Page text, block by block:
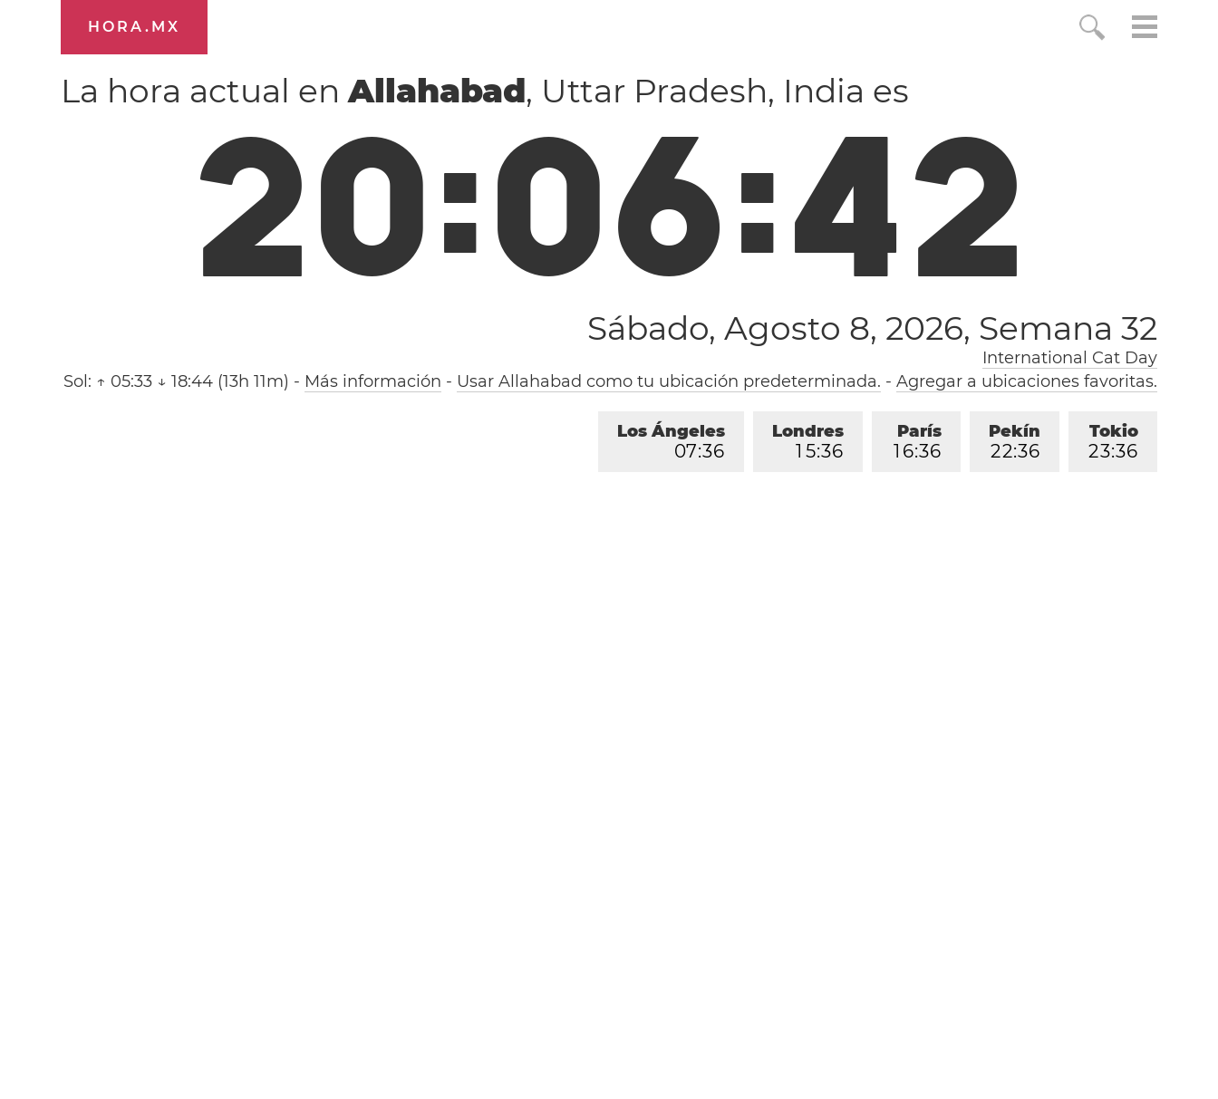
HORA.MX
La hora actual enAllahabad, Uttar Pradesh, India es
20:06:43
Sábado, Agosto 8, 2026, Semana 32
International Cat Day
Sol: ↑ 05:33 ↓ 18:44 (13h 11m) - Más información - Usar Allahabad como tu ubicación predeterminada. - Agregar a ubicaciones favoritas.
Tokio
23:36
Pekín
22:36
París
1 6:36
Londres
1 5:36
Los Ángeles
07:36